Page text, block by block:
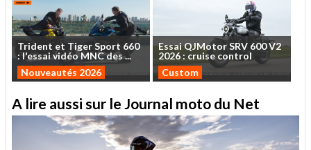
Trident et TigerSport 660
: l'essaividéoMNCdes...
Nouveautés 2026
EssaiQJMotorSRV 600V2
2026 : cruise control
Custom
A lire aussi sur le Journal moto du Net